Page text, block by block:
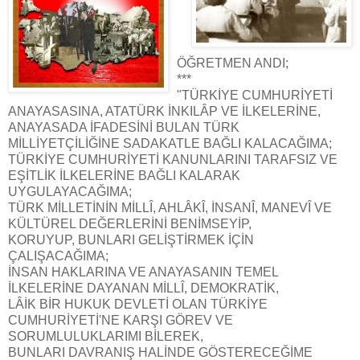
ÖĞRETMEN ANDI;
***
"TÜRKİYE CUMHURİYETİ
ANAYASASINA, ATATÜRK İNKILÂP VE İLKELERİNE,
ANAYASADA İFADESİNİ BULAN TÜRK
MİLLİYETÇİLİĞİNE SADAKATLE BAĞLI KALACAĞIMA;
TÜRKİYE CUMHURİYETİ KANUNLARINI TARAFSIZ VE
EŞİTLİK İLKELERİNE BAĞLI KALARAK
UYGULAYACAĞIMA;
TÜRK MİLLETİNİN MİLLÎ, AHLÂKÎ, İNSANÎ, MANEVÎ VE
KÜLTÜREL DEĞERLERİNİ BENİMSEYİP,
KORUYUP, BUNLARI GELİŞTİRMEK İÇİN
ÇALIŞACAĞIMA;
İNSAN HAKLARINA VE ANAYASANIN TEMEL
İLKELERİNE DAYANAN MİLLÎ, DEMOKRATİK,
LÂİK BİR HUKUK DEVLETİ OLAN TÜRKİYE
CUMHURİYETİ'NE KARŞI GÖREV VE
SORUMLULUKLARIMI BİLEREK,
BUNLARI DAVRANIŞ HALİNDE GÖSTERECEĞİME